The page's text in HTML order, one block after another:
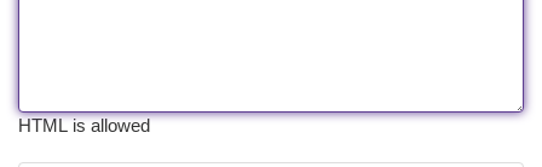
HTML is allowed